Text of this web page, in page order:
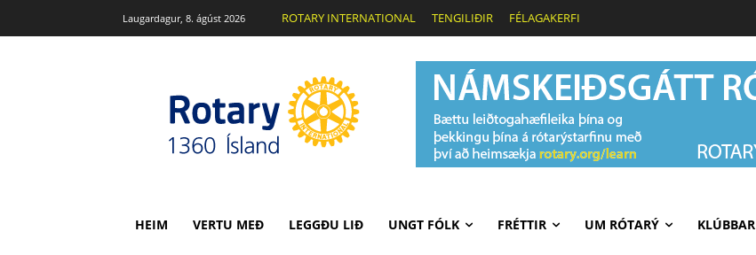
Laugardagur, 8. ágúst 2026 ROTARY INTERNATIONAL TENGILIÐIR FÉLAGAKERFI
HEIM VERTU MEÐ LEGGÐU LIÐ UNGT FÓLK FRÉTTIR UM RÓTARÝ KLÚBBAR